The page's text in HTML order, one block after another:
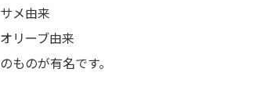
サメ由来
オリーブ由来
のものが有名です。